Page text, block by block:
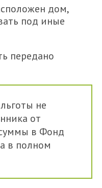
дом,
под иные
передано
не
от
в Фонд
в полном